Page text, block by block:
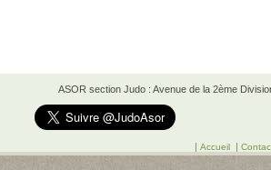
ASOR section Judo : Avenue de la 2ème
| Accueil |